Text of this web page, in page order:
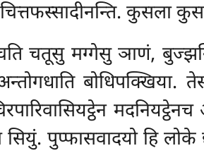
कुसला
चतूसु मग्गेसु ञाणं,
बोधिपक्खिया.
पुप्फासवादयो हि लोके